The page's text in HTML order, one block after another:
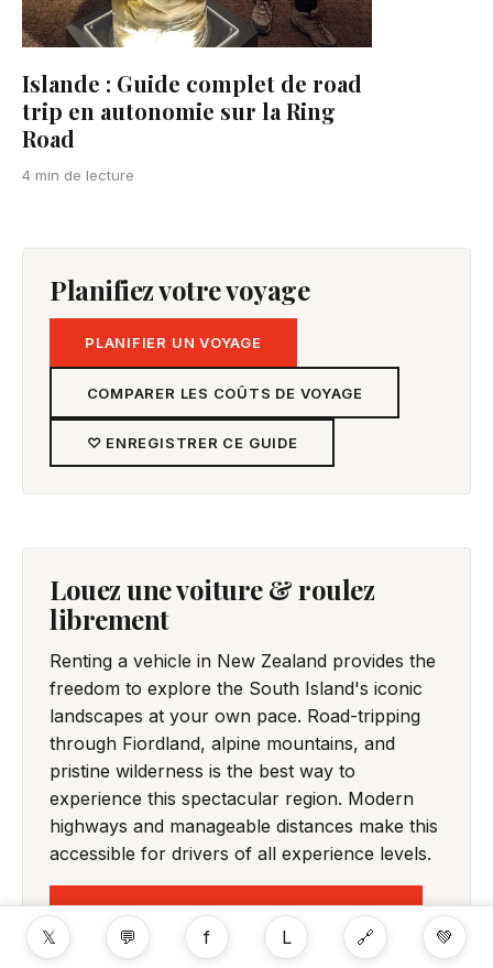
Islande : Guide complet de road
trip en autonomie sur la Ring
Road
4 min de lecture
Planifiez votre voyage
PLANIFIER UN VOYAGE
COMPARER LES COÛTS DE VOYAGE
♡ ENREGISTRER CE GUIDE
Louez une voiture & roulez
librement
Renting a vehicle in New Zealand provides the
freedom to explore the South Island's iconic
landscapes at your own pace. Road-tripping
through Fiordland, alpine mountains, and
pristine wilderness is the best way to
experience this spectacular region. Modern
highways and manageable distances make this
accessible for drivers of all experience levels.
TROUVER UNE VOITURE DE LOCATION
𝕏 💬 f L 🔗 💚